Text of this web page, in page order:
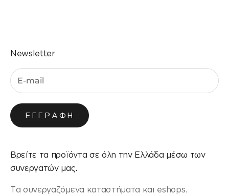
Newsletter
ΕΓΓΡΑΦΉ
Βρείτε τα προϊόντα σε όλη την Ελλάδα μέσω των
συνεργατών μας.
Τα συνεργαζόμενα καταστήματα και eshops.